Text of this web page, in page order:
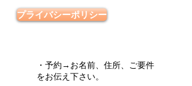
プライバシーポリシー
・予約→お名前、住所、ご要件
をお伝え下さい。